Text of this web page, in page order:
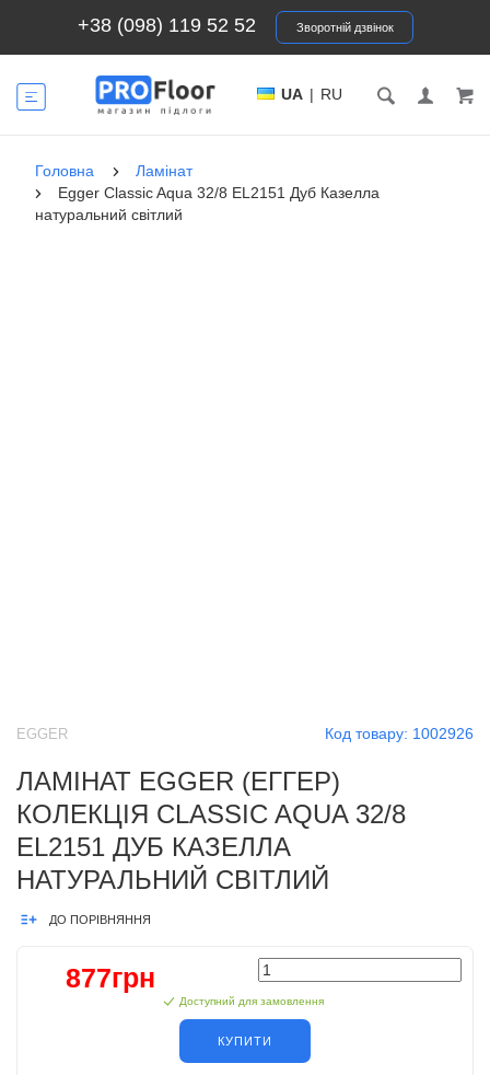
+38 (098) 119 52 52 Зворотній дзвінок
UA | RU
Головна
Ламінат
Egger Classic Aqua 32/8 EL2151 Дуб Казелла
натуральний світлий
Код товару: 1002926
EGGER
ЛАМІНАТ EGGER (ЕГГЕР)
КОЛЕКЦІЯ CLASSIC AQUA 32/8
EL2151 ДУБ КАЗЕЛЛА
НАТУРАЛЬНИЙ СВІТЛИЙ
ДО ПОРІВНЯННЯ
877грн
Доступний для замовлення
КУПИТИ